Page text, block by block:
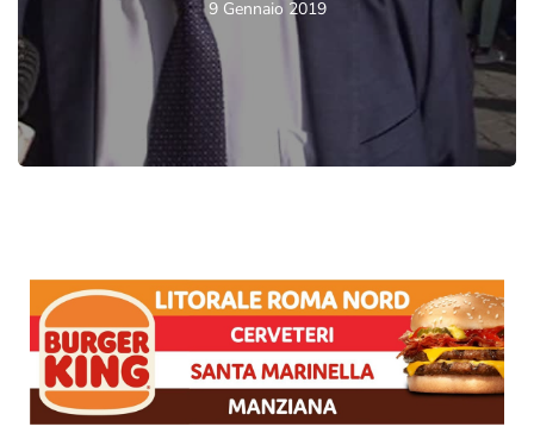
9 Gennaio 2019